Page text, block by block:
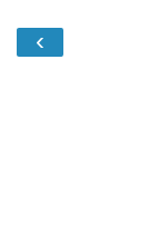
‹